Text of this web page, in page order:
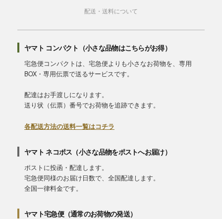
配送・送料について
ヤマト コンパクト（小さな品物はこちらがお得）
宅急便コンパクトは、宅急便よりも小さなお荷物を、専用
BOX・専用伝票で送るサービスです。
配達はお手渡しになります。
送り状（伝票）番号でお荷物を追跡できます。
各配送方法の送料一覧はコチラ
ヤマト ネコポス（小さな品物をポストへお届け）
ポストに投函・配達します。
宅急便同様のお届け日数で、全国配達します。
全国一律料金です。
ヤマト宅急便（通常のお荷物の発送）